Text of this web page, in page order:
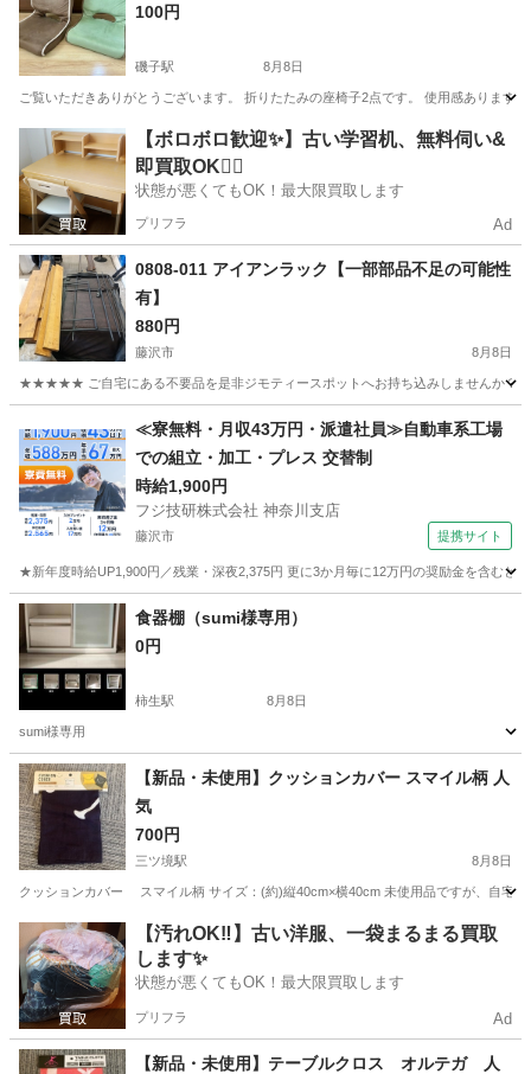
100円
磯子駅 8月8日
ご覧いただきありがとうございます。 折りたたみの座椅子2点です。 使用感ありま
神奈川 横浜市 磯子駅 椅子 折りたたみ
【ボロボロ歓迎✨】古い学習机、無料伺い&
即買取OK🙆‍♀️
状態が悪くてもOK！最大限買取します
プリフラ Ad
0808-011 アイアンラック【一部部品不足の可能性
有】
880円
藤沢市 8月8日
★★★★★ ご自宅にある不要品を是非ジモティースポットへお持ち込みしませんか？
収納家具 アイアン
≪寮無料・月収43万円・派遣社員≫自動車系工場
での組立・加工・プレス 交替制
時給1,900円
フジ技研株式会社 神奈川支店
藤沢市 提携サイト
★新年度時給UP1,900円／残業・深夜2,375円 更に3か月毎に12万円の奨励金を含む
神奈川 藤沢市 その他
食器棚（sumi様専用）
0円
柿生駅 8月8日
sumi様専用
神奈川 川崎市 柿生駅 収納家具
【新品・未使用】クッションカバー スマイル柄 人
気
700円
三ツ境駅 8月8日
クッションカバー スマイル柄 サイズ：(約)縦40cm×横40cm 未使用品ですが、自宅
神奈川 横浜市 三ツ境駅 インテリア雑貨/小物 スマイル
【汚れOK‼️】古い洋服、一袋まるまる買取
します✨
状態が悪くてもOK！最大限買取します
プリフラ Ad
【新品・未使用】テーブルクロス オルテガ 人